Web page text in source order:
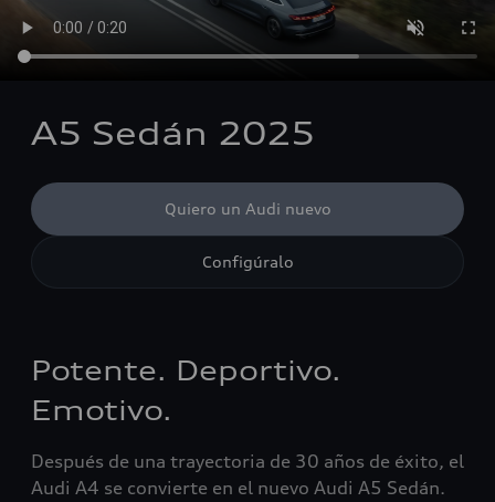
A5 Sedán 2025
Quiero un Audi nuevo
Configúralo
Potente. Deportivo.
Emotivo.
Después de una trayectoria de 30 años de éxito, el
Audi A4 se convierte en el nuevo Audi A5 Sedán.